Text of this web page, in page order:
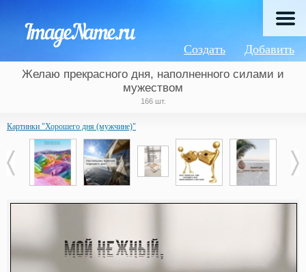
Добавить
Создать
Желаю прекрасного дня, наполненного силами и
мужеством
166 шт.
Картинки "Хорошего дня (мужчине)"